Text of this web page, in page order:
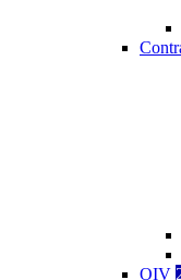
OIV